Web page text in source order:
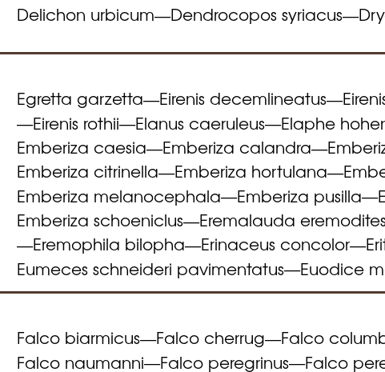
Delichon urbicum—Dendrocopos syriacus—
Egretta garzetta—Eirenis decemlineatus—
—Eirenis rothii—Elanus caeruleus—Elaphe
Emberiza caesia—Emberiza calandra—
Emberiza citrinella—Emberiza hortulana—
Emberiza melanocephala—Emberiza pusilla—
Emberiza schoeniclus—Eremalauda
—Eremophila bilopha—Erinaceus concolor—
Eumeces schneideri pavimentatus—Euodice
Falco biarmicus—Falco cherrug—Falco
Falco naumanni—Falco peregrinus—Falco